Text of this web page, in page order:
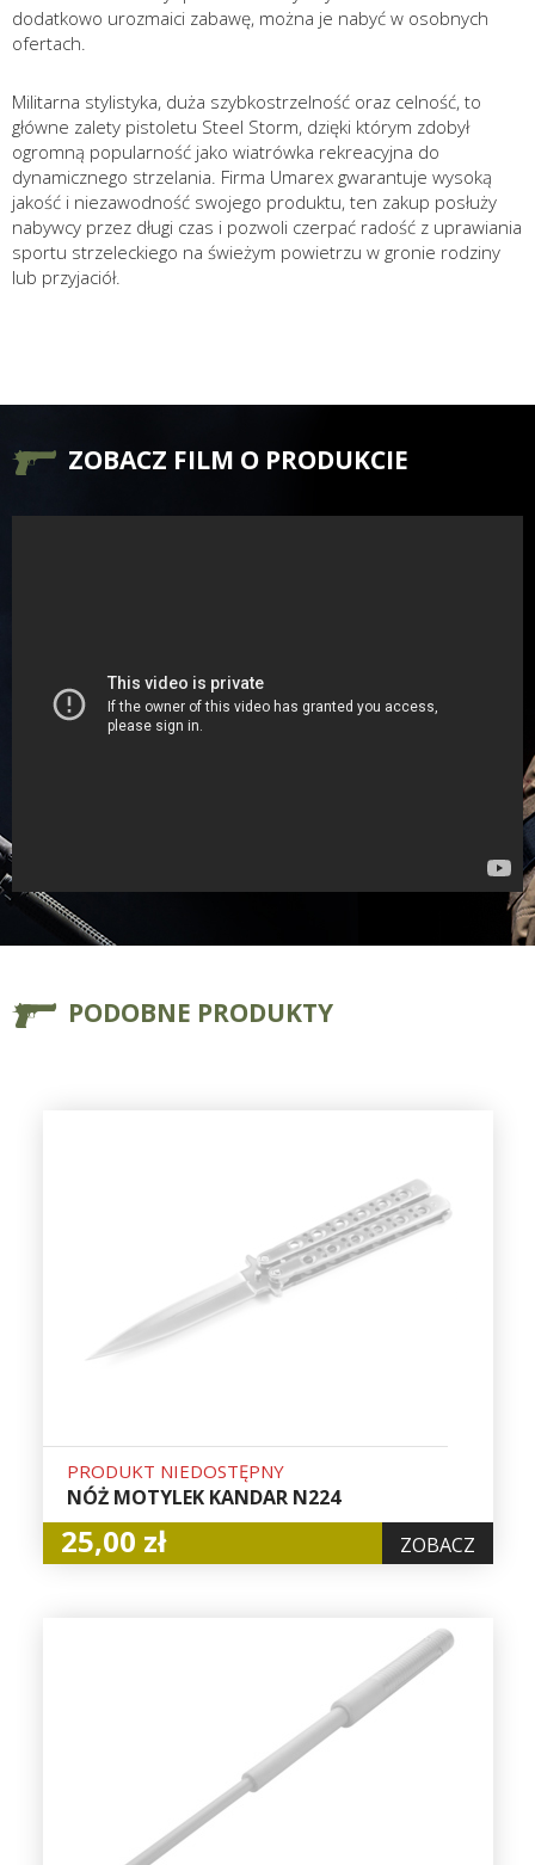
dodatkowo urozmaici zabawę, można je nabyć w osobnych
ofertach.
Militarna stylistyka, duża szybkostrzelność oraz celność, to
główne zalety pistoletu Steel Storm, dzięki którym zdobył
ogromną popularność jako wiatrówka rekreacyjna do
dynamicznego strzelania. Firma Umarex gwarantuje wysoką
jakość i niezawodność swojego produktu, ten zakup posłuży
nabywcy przez długi czas i pozwoli czerpać radość z uprawiania
sportu strzeleckiego na świeżym powietrzu w gronie rodziny
lub przyjaciół.
ZOBACZ FILM O PRODUKCIE
PODOBNE PRODUKTY
PRODUKT NIEDOSTĘPNY
NÓŻ MOTYLEK KANDAR N224
25,00 zł ZOBACZ